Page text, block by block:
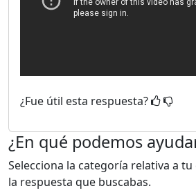
¿Fue útil esta respuesta?
¿En qué podemos
Selecciona la categoría relativa a
la respuesta que buscabas.